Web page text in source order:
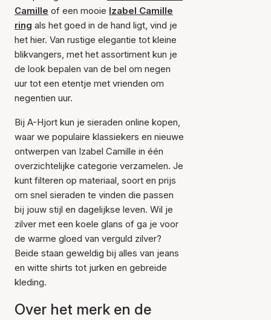
Camille of een mooie Izabel Camille
ring als het goed in de hand ligt, vind je
het hier. Van rustige elegantie tot kleine
blikvangers, met het assortiment kun je
de look bepalen van de bel om negen
uur tot een etentje met vrienden om
negentien uur.
Bij A-Hjort kun je sieraden online kopen,
waar we populaire klassiekers en nieuwe
ontwerpen van Izabel Camille in één
overzichtelijke categorie verzamelen. Je
kunt filteren op materiaal, soort en prijs
om snel sieraden te vinden die passen
bij jouw stijl en dagelijkse leven. Wil je
zilver met een koele glans of ga je voor
de warme gloed van verguld zilver?
Beide staan geweldig bij alles van jeans
en witte shirts tot jurken en gebreide
kleding.
Over het merk en de